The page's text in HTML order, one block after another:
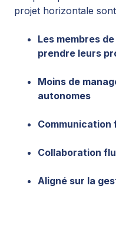
projet horizontale
Les membres
prendre leurs
Moins de
autonomes
Communication
Collaboration
Aligné sur la